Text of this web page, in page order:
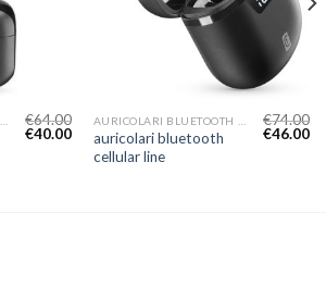
€64.00
€40.00
auricolari bluetooth
cellular line
€74.00
€46.00